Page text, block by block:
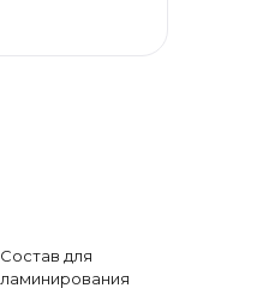
Состав для
ламинирования